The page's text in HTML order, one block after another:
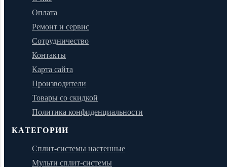
Оплата
Ремонт и сервис
Сотрудничество
Контакты
Карта сайта
Производители
Товары со скидкой
Политика конфиденциальности
КАТЕГОРИИ
Сплит-системы настенные
Мульти сплит-системы